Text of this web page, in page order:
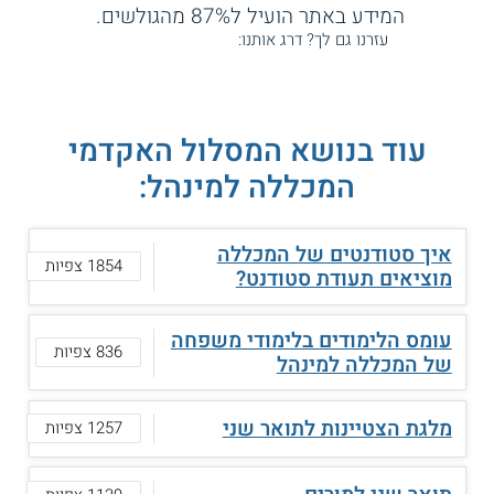
המידע באתר הועיל ל87% מהגולשים.
עזרנו גם לך? דרג אותנו:
עוד בנושא המסלול האקדמי
המכללה למינהל:
איך סטודנטים של המכללה
מוציאים תעודת סטודנט? 1854 צפיות
עומס הלימודים בלימודי משפחה
של המכללה למינהל 836 צפיות
מלגת הצטיינות לתואר שני 1257 צפיות